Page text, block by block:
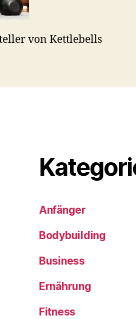
von Kettlebells
Anfänger
Bodybuilding
Business
Ernährung
Fitness